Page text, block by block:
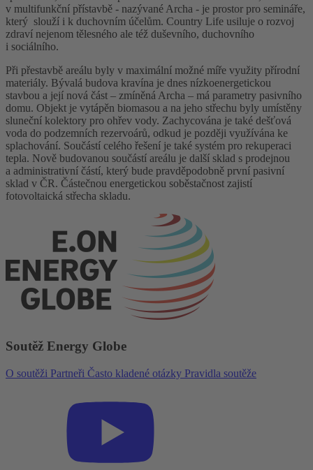
v multifunkční přístavbě - nazývané Archa - je prostor pro semináře,
který slouží i k duchovním účelům. Country Life usiluje o rozvoj
zdraví nejenom tělesného ale též duševního, duchovního
i sociálního.
Při přestavbě areálu byly v maximální možné míře využity přírodní
materiály. Bývalá budova kravína je dnes nízkoenergetickou
stavbou a její nová část – zmíněná Archa – má parametry pasivního
domu. Objekt je vytápěn biomasou a na jeho střechu byly umístěny
sluneční kolektory pro ohřev vody. Zachycována je také dešťová
voda do podzemních rezervoárů, odkud je později využívána ke
splachování. Součástí celého řešení je také systém pro rekuperaci
tepla. Nově budovanou součástí areálu je další sklad s prodejnou
a administrativní částí, který bude pravděpodobně první pasivní
sklad v ČR. Částečnou energetickou soběstačnost zajistí
fotovoltaická střecha skladu.
Soutěž Energy Globe
O soutěži Partneři Často kladené otázky Pravidla soutěže